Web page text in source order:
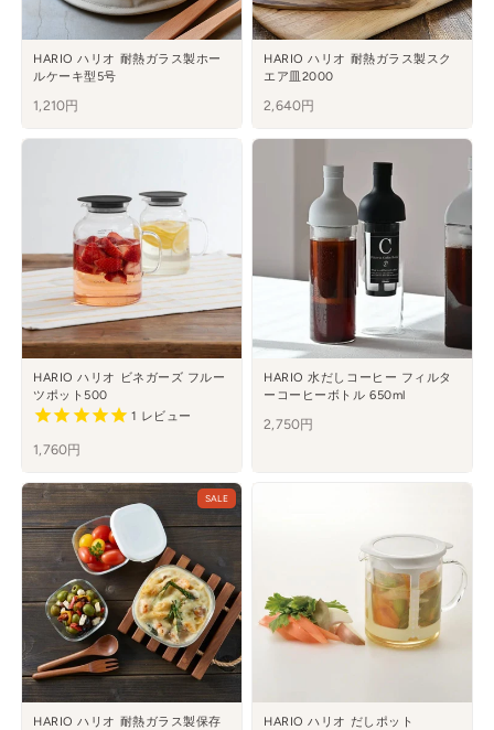
HARIO ハリオ 耐熱ガラス製ホー
ルケーキ型5号
1,210円
HARIO ハリオ 耐熱ガラス製スク
エア皿2000
2,640円
HARIO ハリオ ビネガーズ フルー
ツポット500
1 レビュー
1,760円
HARIO 水だしコーヒー フィルタ
ーコーヒーボトル 650ml
2,750円
SALE
HARIO ハリオ 耐熱ガラス製保存
HARIO ハリオ だしポット